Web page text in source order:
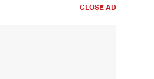
CLOSE AD